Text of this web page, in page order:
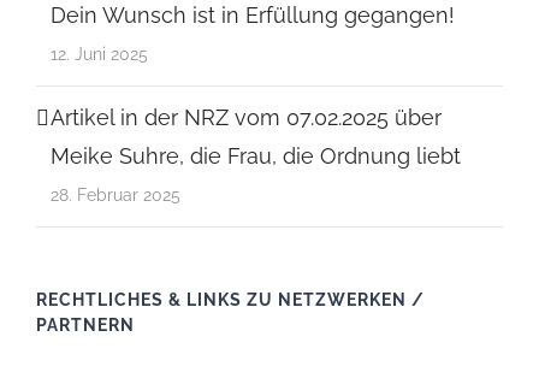
Dein Wunsch ist in Erfüllung gegangen!
12. Juni 2025
Artikel in der NRZ vom 07.02.2025 über
Meike Suhre, die Frau, die Ordnung liebt
28. Februar 2025
RECHTLICHES & LINKS ZU NETZWERKEN /
PARTNERN